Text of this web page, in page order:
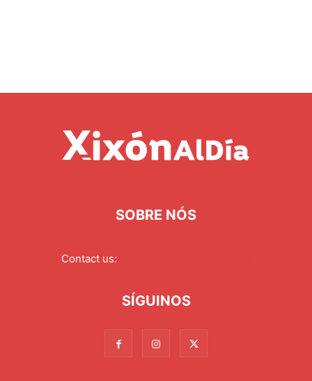
SOBRE NÓS
Contact us:
SÍGUINOS